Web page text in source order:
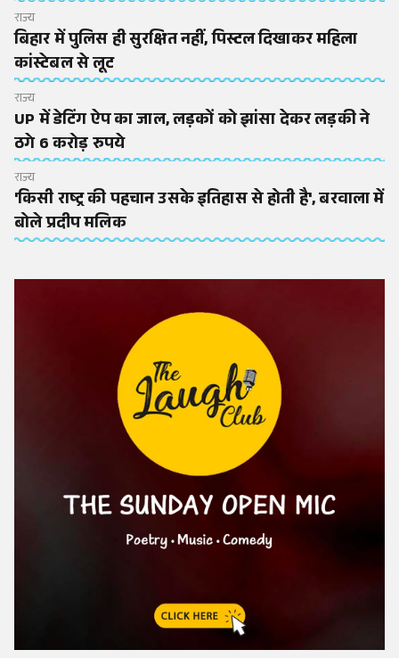
राज्य
बिहार में पुलिस ही सुरक्षित नहीं, पिस्टल दिखाकर महिला
कांस्टेबल से लूट
राज्य
UP में डेटिंग ऐप का जाल, लड़कों को झांसा देकर लड़की ने
ठगे 6 करोड़ रुपये
राज्य
'किसी राष्ट्र की पहचान उसके इतिहास से होती है', बरवाला में
बोले प्रदीप मलिक